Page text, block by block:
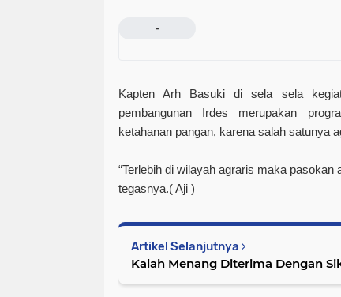
-
Kapten Arh Basuki di sela sela
pembangunan Irdes merupakan
ketahanan pangan, karena salah satunya
“Terlebih di wilayah agraris maka pasokan
tegasnya.( Aji )
Artikel Selanjutnya
Kalah Menang Diterima Dengan